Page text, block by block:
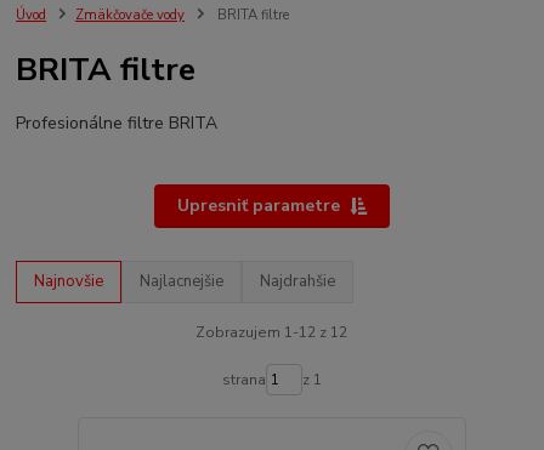
Úvod Zmäkčovače vody BRITA filtre
BRITA filtre
Profesionálne filtre BRITA
Upresniť parametre
Najnovšie Najlacnejšie Najdrahšie
Zobrazujem 1-12 z 12
strana z 1